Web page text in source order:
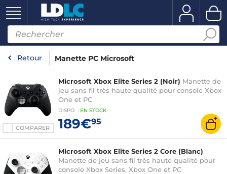
Retour Manette PC Microsoft
COMPARER
Microsoft Xbox Elite Series 2 (Noir) Manette de
jeu sans fil très haute qualité pour console Xbox
One et PC
DISPO : EN STOCK
189€95
Microsoft Xbox Elite Series 2 Core (Blanc)
Manette de jeu sans fil très haute qualité pour
console Xbox Series, Xbox One et PC